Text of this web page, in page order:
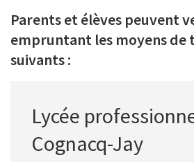
Parents et élèves peuvent
empruntant les moyens
suivants :
Nom
du
Lycée
Cognacq-Jay